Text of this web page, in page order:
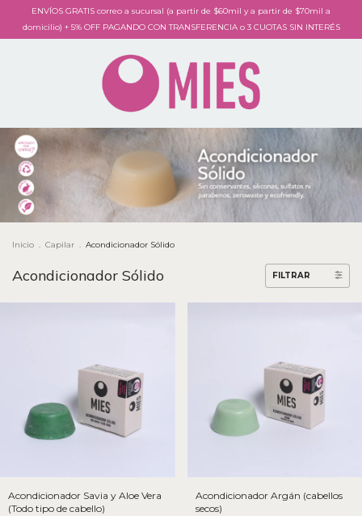
ENVÍOS GRATIS correo a sucursal (a partir de $60mil y a partir de $70mil a
domicilio) + 5% OFF PAGANDO CON TRANSFERENCIA o 3 CUOTAS SIN INTERÉS
Inicio . Capilar . Acondicionador Sólido
Acondicionador Sólido FILTRAR
Acondicionador Savia y Aloe Vera
(Todo tipo de cabello)
Acondicionador Argán (cabellos
secos)